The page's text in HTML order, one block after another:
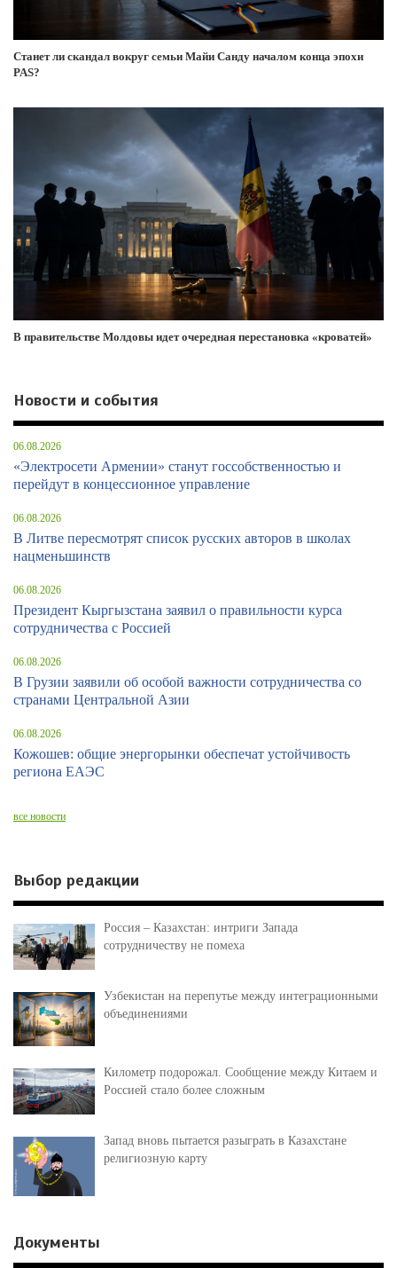
Станет ли скандал вокруг семьи Майи Санду началом конца эпохи
PAS?
В правительстве Молдовы идет очередная перестановка «кроватей»
Новости и события
06.08.2026
«Электросети Армении» станут госсобственностью и
перейдут в концессионное управление
06.08.2026
В Литве пересмотрят список русских авторов в школах
нацменьшинств
06.08.2026
Президент Кыргызстана заявил о правильности курса
сотрудничества с Россией
06.08.2026
В Грузии заявили об особой важности сотрудничества со
странами Центральной Азии
06.08.2026
Кожошев: общие энергорынки обеспечат устойчивость
региона ЕАЭС
все новости
Выбор редакции
Россия – Казахстан: интриги Запада
сотрудничеству не помеха
Узбекистан на перепутье между интеграционными
объединениями
Километр подорожал. Сообщение между Китаем и
Россией стало более сложным
Запад вновь пытается разыграть в Казахстане
религиозную карту
Документы